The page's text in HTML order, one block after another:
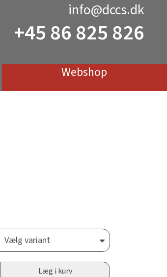
info@dccs.dk
+45 86 825 826
Webshop
Vælg variant
Læg i kurv